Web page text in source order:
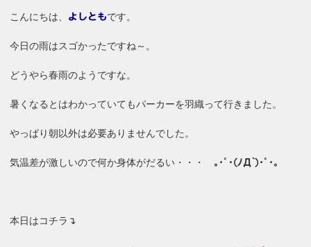
こんにちは、 よしともです。
今日の雨はスゴかったですね～。
どうやら春雨のようですな。
暑くなるとはわかっていてもパーカーを羽織って行きました。
やっぱり朝以外は必要ありませんでした。
気温差が激しいので何か身体がだるい・・・ ｡･ﾟ･(ﾉД`)･ﾟ･｡
本日はコチラ↴